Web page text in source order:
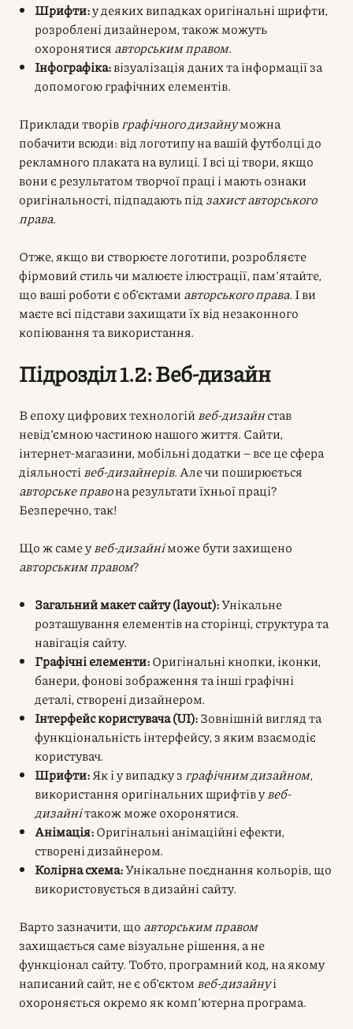
Шрифти:у деяких випадках оригінальні шрифти,
розроблені дизайнером, також можуть
охоронятися авторським правом.
Інфографіка:візуалізація даних та інформації за
допомогою графічних елементів.
Приклади творів графічного дизайнуможна
побачити всюди: від логотипу на вашій футболці до
рекламного плаката на вулиці. І всі ці твори, якщо
вони є результатом творчої праці і мають ознаки
оригінальності, підпадають під захист авторського
права.
Отже, якщо ви створюєте логотипи, розробляєте
фірмовий стиль чи малюєте ілюстрації, пам’ятайте,
що ваші роботи є об’єктами авторського права. І ви
маєте всі підстави захищати їх від незаконного
копіювання та використання.
Підрозділ 1.2: Веб-дизайн
В епоху цифрових технологій веб-дизайнстав
невід’ємною частиною нашого життя. Сайти,
інтернет-магазини, мобільні додатки – все це сфера
діяльності веб-дизайнерів. Але чи поширюється
авторське правона результати їхньої праці?
Безперечно, так!
Що ж саме у веб-дизайніможе бути захищено
авторським правом?
Загальний макет сайту (layout):Унікальне
розташування елементів на сторінці, структура та
навігація сайту.
Графічні елементи:Оригінальні кнопки, іконки,
банери, фонові зображення та інші графічні
деталі, створені дизайнером.
Інтерфейс користувача (UI):Зовнішній вигляд та
функціональність інтерфейсу, з яким взаємодіє
користувач.
Шрифти:Як і у випадку з графічним дизайном,
використання оригінальних шрифтів у веб-
дизайнітакож може охоронятися.
Анімація:Оригінальні анімаційні ефекти,
створені дизайнером.
Колірна схема:Унікальне поєднання кольорів, що
використовується в дизайні сайту.
Варто зазначити, що авторським правом
захищається саме візуальне рішення, а не
функціонал сайту. Тобто, програмний код, на якому
написаний сайт, не є об’єктом веб-дизайнуі
охороняється окремо як комп’ютерна програма.